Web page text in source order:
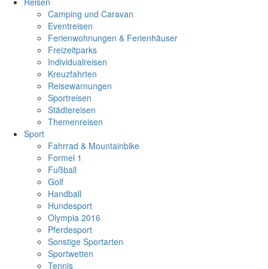
Camping und Caravan
Eventreisen
Ferienwohnungen & Ferienhäuser
Freizeitparks
Individualreisen
Kreuzfahrten
Reisewarnungen
Sportreisen
Städtereisen
Themenreisen
Sport
Fahrrad & Mountainbike
Formel 1
Fußball
Golf
Handball
Hundesport
Olympia 2016
Pferdesport
Sonstige Sportarten
Sportwetten
Tennis